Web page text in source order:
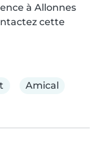
à Allonnes
cette
Amical